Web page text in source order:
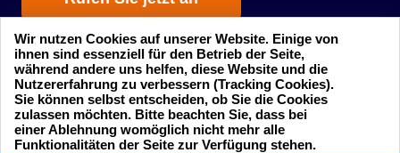
Startseite Einsatzgebiete
24 Stunden am Tag
Wir nutzen Cookies auf unserer Website. Einige von
ihnen sind essenziell für den Betrieb der Seite,
während andere uns helfen, diese Website und die
Nutzererfahrung zu verbessern (Tracking Cookies).
Sie können selbst entscheiden, ob Sie die Cookies
zulassen möchten. Bitte beachten Sie, dass bei
einer Ablehnung womöglich nicht mehr alle
Funktionalitäten der Seite zur Verfügung stehen.